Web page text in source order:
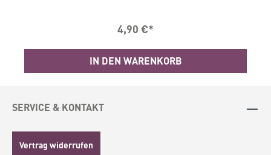
4,90 €*
IN DEN WARENKORB
SERVICE & KONTAKT
Vertrag widerrufen